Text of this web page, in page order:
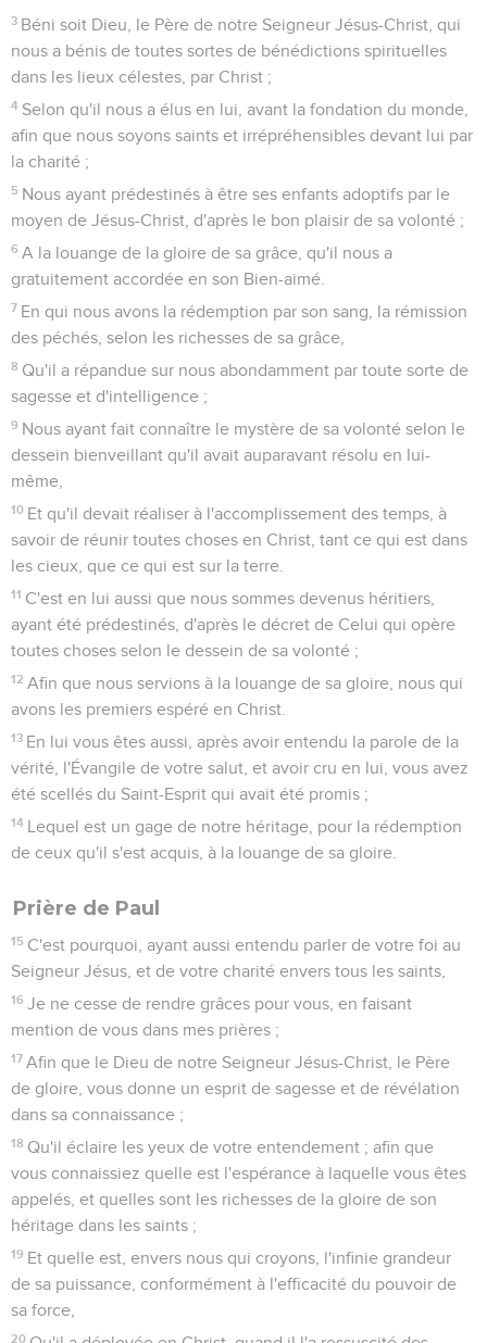
3 Béni soit Dieu, le Père de notre Seigneur Jésus-Christ, qui
nous a bénis de toutes sortes de bénédictions spirituelles
dans les lieux célestes, par Christ ;
4 Selon qu'il nous a élus en lui, avant la fondation du monde,
afin que nous soyons saints et irrépréhensibles devant lui par
la charité ;
5 Nous ayant prédestinés à être ses enfants adoptifs par le
moyen de Jésus-Christ, d'après le bon plaisir de sa volonté ;
6 A la louange de la gloire de sa grâce, qu'il nous a
gratuitement accordée en son Bien-aimé.
7 En qui nous avons la rédemption par son sang, la rémission
des péchés, selon les richesses de sa grâce,
8 Qu'il a répandue sur nous abondamment par toute sorte de
sagesse et d'intelligence ;
9 Nous ayant fait connaître le mystère de sa volonté selon le
dessein bienveillant qu'il avait auparavant résolu en lui-
même,
10 Et qu'il devait réaliser à l'accomplissement des temps, à
savoir de réunir toutes choses en Christ, tant ce qui est dans
les cieux, que ce qui est sur la terre.
11 C'est en lui aussi que nous sommes devenus héritiers,
ayant été prédestinés, d'après le décret de Celui qui opère
toutes choses selon le dessein de sa volonté ;
12 Afin que nous servions à la louange de sa gloire, nous qui
avons les premiers espéré en Christ.
13 En lui vous êtes aussi, après avoir entendu la parole de la
vérité, l'Évangile de votre salut, et avoir cru en lui, vous avez
été scellés du Saint-Esprit qui avait été promis ;
14 Lequel est un gage de notre héritage, pour la rédemption
de ceux qu'il s'est acquis, à la louange de sa gloire.
Prière de Paul
15 C'est pourquoi, ayant aussi entendu parler de votre foi au
Seigneur Jésus, et de votre charité envers tous les saints,
16 Je ne cesse de rendre grâces pour vous, en faisant
mention de vous dans mes prières ;
17 Afin que le Dieu de notre Seigneur Jésus-Christ, le Père
de gloire, vous donne un esprit de sagesse et de révélation
dans sa connaissance ;
18 Qu'il éclaire les yeux de votre entendement ; afin que
vous connaissiez quelle est l'espérance à laquelle vous êtes
appelés, et quelles sont les richesses de la gloire de son
héritage dans les saints ;
19 Et quelle est, envers nous qui croyons, l'infinie grandeur
de sa puissance, conformément à l'efficacité du pouvoir de
sa force,
20